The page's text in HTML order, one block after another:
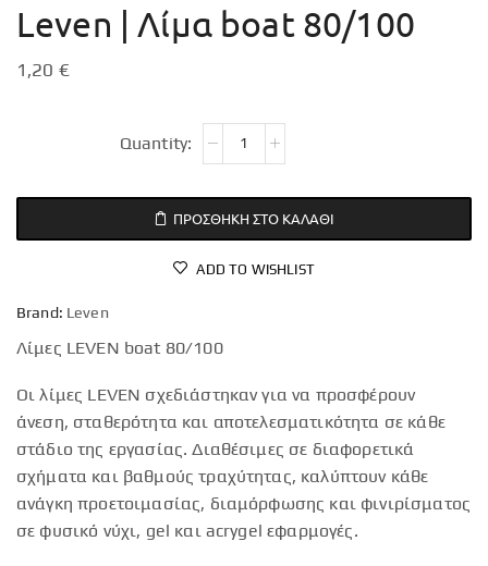
Leven | Λίμα boat 80/100
1,20 €
ΠΡΟΣΘΉΚΗ ΣΤΟ ΚΑΛΆΘΙ
ADD TO WISHLIST
Brand: Leven
Λίμες LEVEN boat 80/100
Οι λίμες LEVEN σχεδιάστηκαν για να προσφέρουν
άνεση, σταθερότητα και αποτελεσματικότητα σε κάθε
στάδιο της εργασίας. Διαθέσιμες σε διαφορετικά
σχήματα και βαθμούς τραχύτητας, καλύπτουν κάθε
ανάγκη προετοιμασίας, διαμόρφωσης και φινιρίσματος
σε φυσικό νύχι, gel και acrygel εφαρμογές.